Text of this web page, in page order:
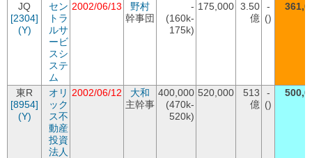
JQ
[2304]
(Y)
セン
トラ
ルサ
ービ
スシ
ステ
ム
2002/06/13
野村
幹事団
-
(160k-
175k)
175,000 3.50
億
-
()
東R
[8954]
(Y)
オリ
ック
ス不
動産
投資
法人
2002/06/12
大和
主幹事
400,000
(470k-
520k)
520,000
513
億
-
()